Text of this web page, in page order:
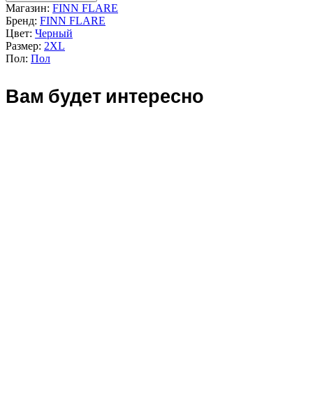
Магазин: FINN FLARE
Бренд: FINN FLARE
Цвет: Черный
Размер: 2XL
Пол: Пол
Вам будет интересно